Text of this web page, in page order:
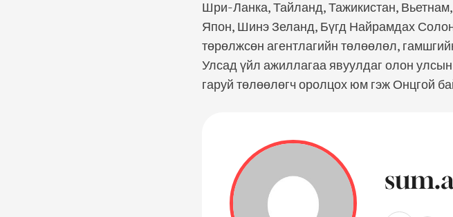
Шри-Ланка, Тайланд, Тажикистан,
Япон, Шинэ Зеланд, Бүгд Найрамдах
төрөлжсөн агентлагийн төлөөлөл,
Улсад үйл ажиллагаа явуулдаг олон
гаруй төлөөлөгч оролцох юм гэж Онцгой